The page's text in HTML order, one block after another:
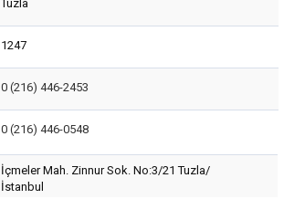
Tuzla
1247
0 (216) 446-2453
0 (216) 446-0548
İçmeler Mah. Zinnur Sok. No:3/21 Tuzla/
İstanbul